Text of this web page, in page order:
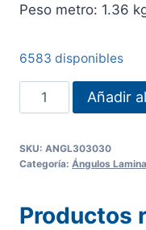
Peso metro: 1.36
6583 disponibles
ANGULO
LAMINADO
X
3.0
Añadir
SKU: ANGL303030
Categoría: Ángulos
Productos